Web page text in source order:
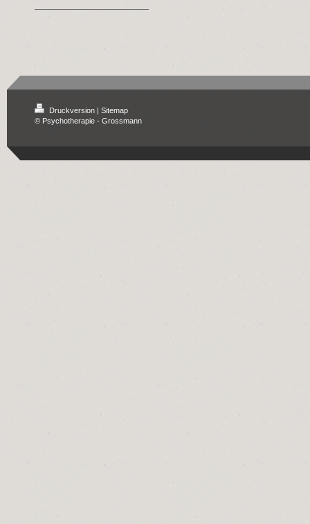
Druckversion | Sitemap
© Psychotherapie - Grossmann